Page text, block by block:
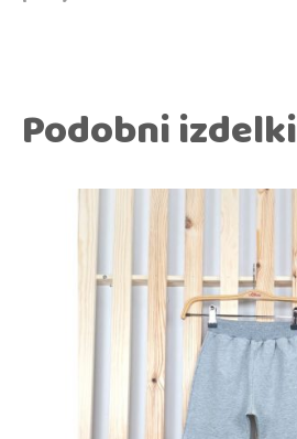
Podobni izdelki